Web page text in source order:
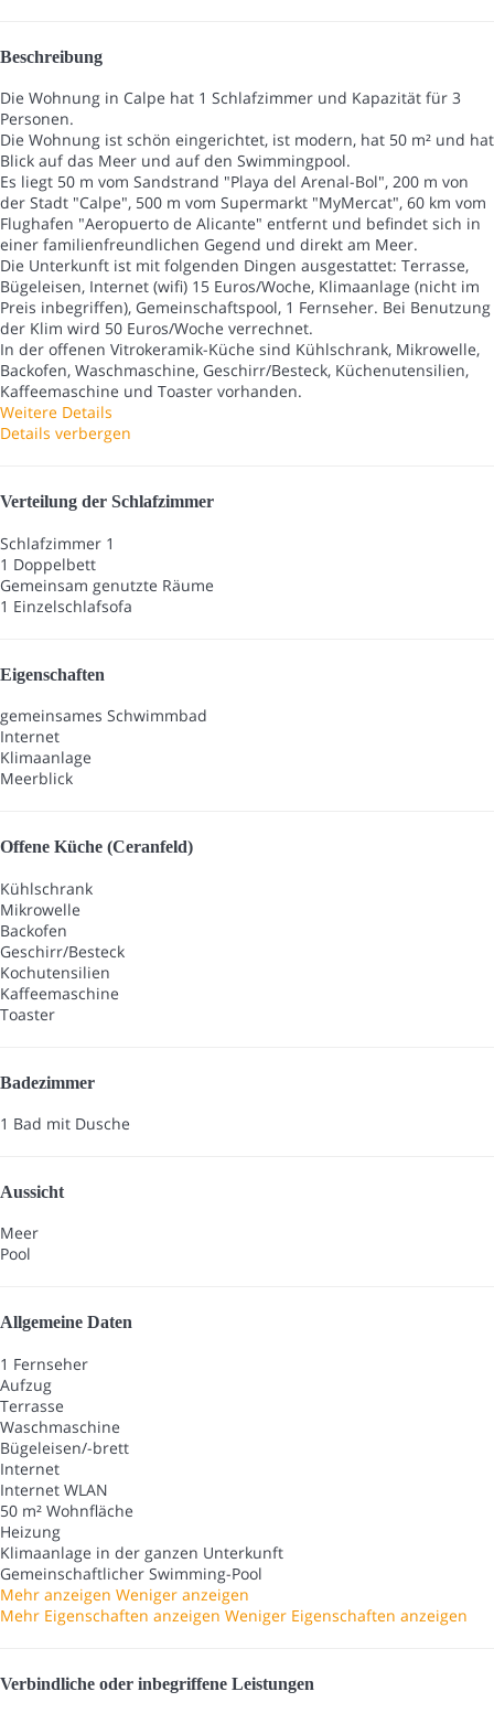
Beschreibung
Die Wohnung in Calpe hat 1 Schlafzimmer und Kapazität für 3
Personen.
Die Wohnung ist schön eingerichtet, ist modern, hat 50 m² und hat
Blick auf das Meer und auf den Swimmingpool.
Es liegt 50 m vom Sandstrand "Playa del Arenal-Bol", 200 m von
der Stadt "Calpe", 500 m vom Supermarkt "MyMercat", 60 km vom
Flughafen "Aeropuerto de Alicante" entfernt und befindet sich in
einer familienfreundlichen Gegend und direkt am Meer.
Die Unterkunft ist mit folgenden Dingen ausgestattet: Terrasse,
Bügeleisen, Internet (wifi) 15 Euros/Woche, Klimaanlage (nicht im
Preis inbegriffen), Gemeinschaftspool, 1 Fernseher. Bei Benutzung
der Klim wird 50 Euros/Woche verrechnet.
In der offenen Vitrokeramik-Küche sind Kühlschrank, Mikrowelle,
Backofen, Waschmaschine, Geschirr/Besteck, Küchenutensilien,
Kaffeemaschine und Toaster vorhanden.
Weitere Details
Details verbergen
Verteilung der Schlafzimmer
Schlafzimmer 1
1 Doppelbett
Gemeinsam genutzte Räume
1 Einzelschlafsofa
Eigenschaften
gemeinsames Schwimmbad
Internet
Klimaanlage
Meerblick
Offene Küche (Ceranfeld)
Kühlschrank
Mikrowelle
Backofen
Geschirr/Besteck
Kochutensilien
Kaffeemaschine
Toaster
Badezimmer
1 Bad mit Dusche
Aussicht
Meer
Pool
Allgemeine Daten
1 Fernseher
Aufzug
Terrasse
Waschmaschine
Bügeleisen/-brett
Internet
Internet WLAN
50 m² Wohnfläche
Heizung
Klimaanlage in der ganzen Unterkunft
Gemeinschaftlicher Swimming-Pool
Mehr anzeigen Weniger anzeigen
Mehr Eigenschaften anzeigen Weniger Eigenschaften anzeigen
Verbindliche oder inbegriffene Leistungen